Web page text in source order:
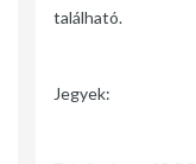
található.
Jegyek: